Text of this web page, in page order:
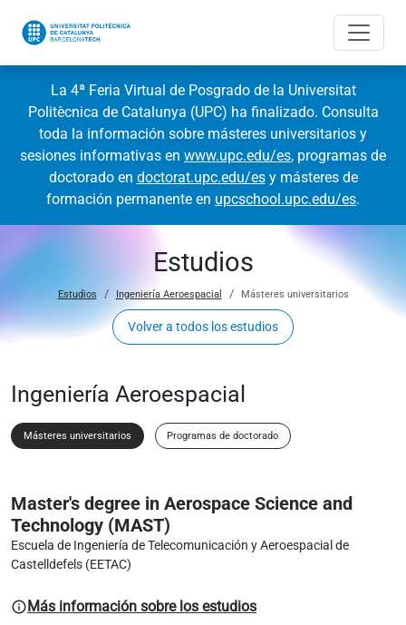
La 4ª Feria Virtual de Posgrado de la Universitat
Politècnica de Catalunya (UPC) ha finalizado. Consulta
toda la información sobre másteres universitarios y
sesiones informativas en www.upc.edu/es, programas de
doctorado en doctorat.upc.edu/esy másteres de
formación permanente en upcschool.upc.edu/es.
Estudios
Estudios Ingeniería Aeroespacial Másteres universitarios
Volver a todos los estudios
Ingeniería Aeroespacial
Másteres universitarios Programas de doctorado
Master's degree in Aerospace Science and
Technology (MAST)
Escuela de Ingeniería de Telecomunicación y Aeroespacial de
Castelldefels (EETAC)
Más información sobre los estudios